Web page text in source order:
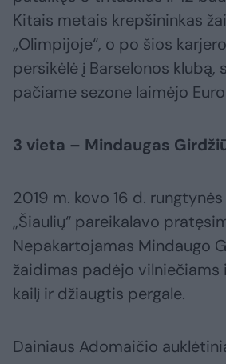
Kitais metais krepšininkas
„Olimpijoje“, o po šios
persikėlė į Barselonos klubą,
pačiame sezone laimėjo
3 vieta – Mindaugas
2019 m. kovo 16 d.
„Šiaulių“ pareikalavo
Nepakartojamas Mindaugo
žaidimas padėjo vilniečiams
kailį ir džiaugtis pergale.
Dainiaus Adomaičio